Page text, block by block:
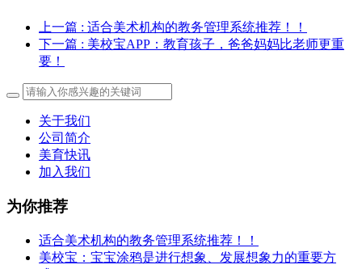
上一篇 : 适合美术机构的教务管理系统推荐！！
下一篇 : 美校宝APP：教育孩子，爸爸妈妈比老师更重
要！
关于我们
公司简介
美育快讯
加入我们
为你推荐
适合美术机构的教务管理系统推荐！！
美校宝：宝宝涂鸦是进行想象、发展想象力的重要方